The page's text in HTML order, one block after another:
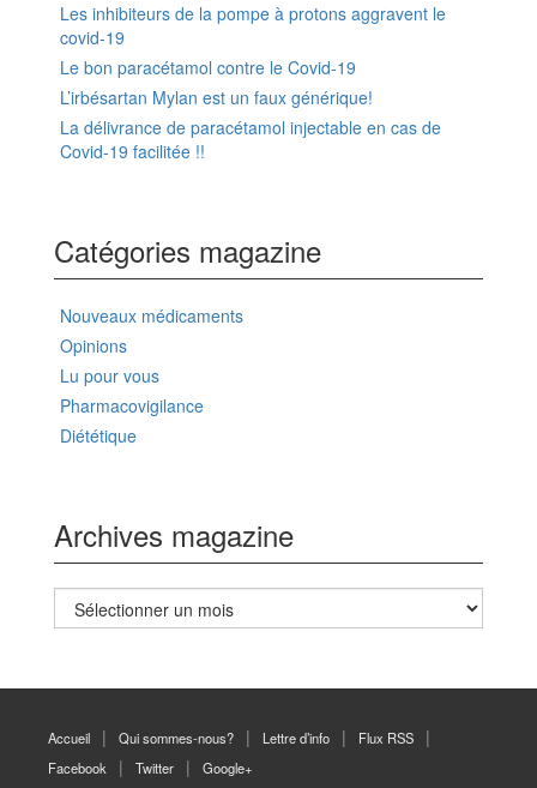
Les inhibiteurs de la pompe à protons aggravent le
covid-19
Le bon paracétamol contre le Covid-19
L’irbésartan Mylan est un faux générique!
La délivrance de paracétamol injectable en cas de
Covid-19 facilitée !!
Catégories magazine
Nouveaux médicaments
Opinions
Lu pour vous
Pharmacovigilance
Diététique
Archives magazine
Archives
magazine
Accueil Qui sommes-nous? Lettre d’info
Flux RSS
Facebook
Twitter Google+